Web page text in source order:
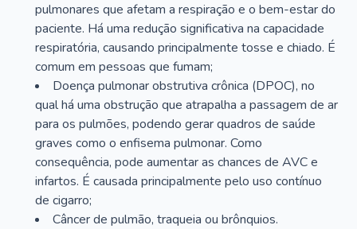
pulmonares que afetam a respiração e o bem-estar do
paciente. Há uma redução significativa na capacidade
respiratória, causando principalmente tosse e chiado. É
comum em pessoas que fumam;
Doença pulmonar obstrutiva crônica (DPOC), no
qual há uma obstrução que atrapalha a passagem de ar
para os pulmões, podendo gerar quadros de saúde
graves como o enfisema pulmonar. Como
consequência, pode aumentar as chances de AVC e
infartos. É causada principalmente pelo uso contínuo
de cigarro;
Câncer de pulmão, traqueia ou brônquios.